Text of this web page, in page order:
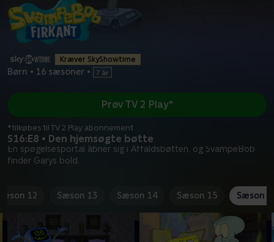
Kræver SkyShowtime
Børn • 16 sæsoner •
S16:E8 • Den hjemsøgte bøtte
En spøgelsesportal åbner sig i Affaldsbøtten, og SvampeBob
finder Garys bold.
Prøv TV 2 Play*
*tilkøbes til TV 2 Play abonnement
12 Sæson 13 Sæson 14 Sæson 15 Sæson